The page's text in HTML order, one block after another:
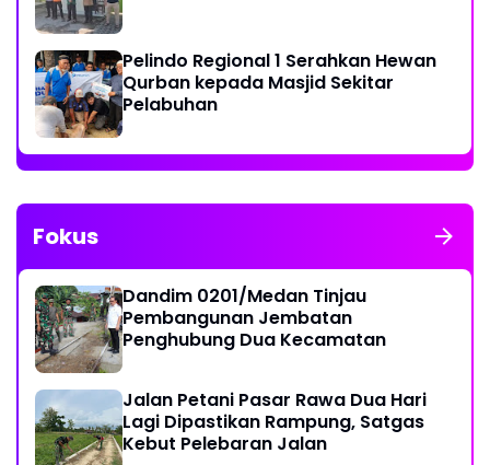
Pelindo Regional 1 Serahkan Hewan
Qurban kepada Masjid Sekitar
Pelabuhan
Fokus
Dandim 0201/Medan Tinjau
Pembangunan Jembatan
Penghubung Dua Kecamatan
Jalan Petani Pasar Rawa Dua Hari
Lagi Dipastikan Rampung, Satgas
Kebut Pelebaran Jalan